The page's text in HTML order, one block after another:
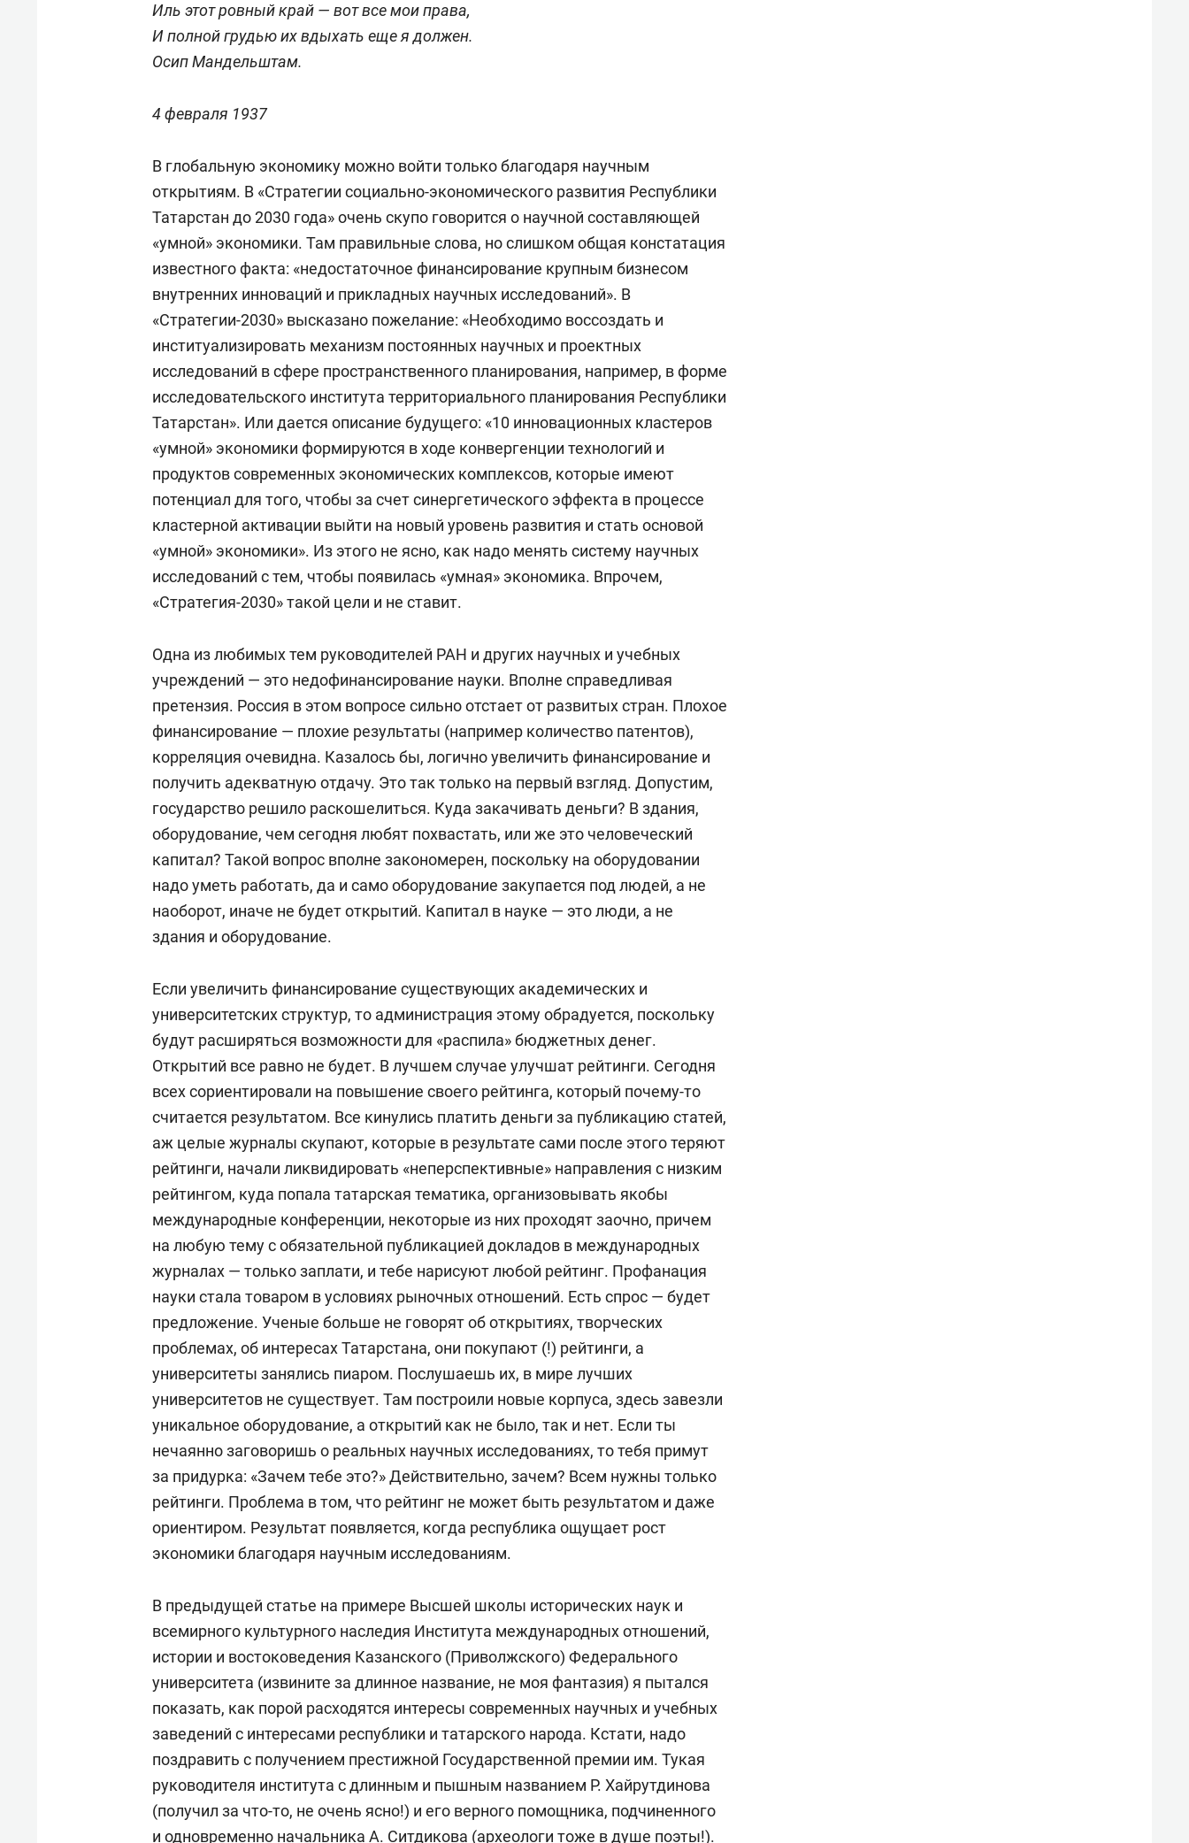
Иль этот ровный край — вот все мои права,
И полной грудью их вдыхать еще я должен.
Осип Мандельштам.
4 февраля 1937
В глобальную экономику можно войти только благодаря научным
открытиям. В «Стратегии социально-экономического развития Республики
Татарстан до 2030 года» очень скупо говорится о научной составляющей
«умной» экономики. Там правильные слова, но слишком общая констатация
известного факта: «недостаточное финансирование крупным бизнесом
внутренних инноваций и прикладных научных исследований». В
«Стратегии-2030» высказано пожелание: «Необходимо воссоздать и
институализировать механизм постоянных научных и проектных
исследований в сфере пространственного планирования, например, в форме
исследовательского института территориального планирования Республики
Татарстан». Или дается описание будущего: «10 инновационных кластеров
«умной» экономики формируются в ходе конвергенции технологий и
продуктов современных экономических комплексов, которые имеют
потенциал для того, чтобы за счет синергетического эффекта в процессе
кластерной активации выйти на новый уровень развития и стать основой
«умной» экономики». Из этого не ясно, как надо менять систему научных
исследований с тем, чтобы появилась «умная» экономика. Впрочем,
«Стратегия-2030» такой цели и не ставит.
Одна из любимых тем руководителей РАН и других научных и учебных
учреждений — это недофинансирование науки. Вполне справедливая
претензия. Россия в этом вопросе сильно отстает от развитых стран. Плохое
финансирование — плохие результаты (например количество патентов),
корреляция очевидна. Казалось бы, логично увеличить финансирование и
получить адекватную отдачу. Это так только на первый взгляд. Допустим,
государство решило раскошелиться. Куда закачивать деньги? В здания,
оборудование, чем сегодня любят похвастать, или же это человеческий
капитал? Такой вопрос вполне закономерен, поскольку на оборудовании
надо уметь работать, да и само оборудование закупается под людей, а не
наоборот, иначе не будет открытий. Капитал в науке — это люди, а не
здания и оборудование.
Если увеличить финансирование существующих академических и
университетских структур, то администрация этому обрадуется, поскольку
будут расширяться возможности для «распила» бюджетных денег.
Открытий все равно не будет. В лучшем случае улучшат рейтинги. Сегодня
всех сориентировали на повышение своего рейтинга, который почему-то
считается результатом. Все кинулись платить деньги за публикацию статей,
аж целые журналы скупают, которые в результате сами после этого теряют
рейтинги, начали ликвидировать «неперспективные» направления с низким
рейтингом, куда попала татарская тематика, организовывать якобы
международные конференции, некоторые из них проходят заочно, причем
на любую тему с обязательной публикацией докладов в международных
журналах — только заплати, и тебе нарисуют любой рейтинг. Профанация
науки стала товаром в условиях рыночных отношений. Есть спрос — будет
предложение. Ученые больше не говорят об открытиях, творческих
проблемах, об интересах Татарстана, они покупают (!) рейтинги, а
университеты занялись пиаром. Послушаешь их, в мире лучших
университетов не существует. Там построили новые корпуса, здесь завезли
уникальное оборудование, а открытий как не было, так и нет. Если ты
нечаянно заговоришь о реальных научных исследованиях, то тебя примут
за придурка: «Зачем тебе это?» Действительно, зачем? Всем нужны только
рейтинги. Проблема в том, что рейтинг не может быть результатом и даже
ориентиром. Результат появляется, когда республика ощущает рост
экономики благодаря научным исследованиям.
В предыдущей статье на примере Высшей школы исторических наук и
всемирного культурного наследия Института международных отношений,
истории и востоковедения Казанского (Приволжского) Федерального
университета (извините за длинное название, не моя фантазия) я пытался
показать, как порой расходятся интересы современных научных и учебных
заведений с интересами республики и татарского народа. Кстати, надо
поздравить с получением престижной Государственной премии им. Тукая
руководителя института с длинным и пышным названием Р. Хайрутдинова
(получил за что-то, не очень ясно!) и его верного помощника, подчиненного
и одновременно начальника А. Ситдикова (археологи тоже в душе поэты!).